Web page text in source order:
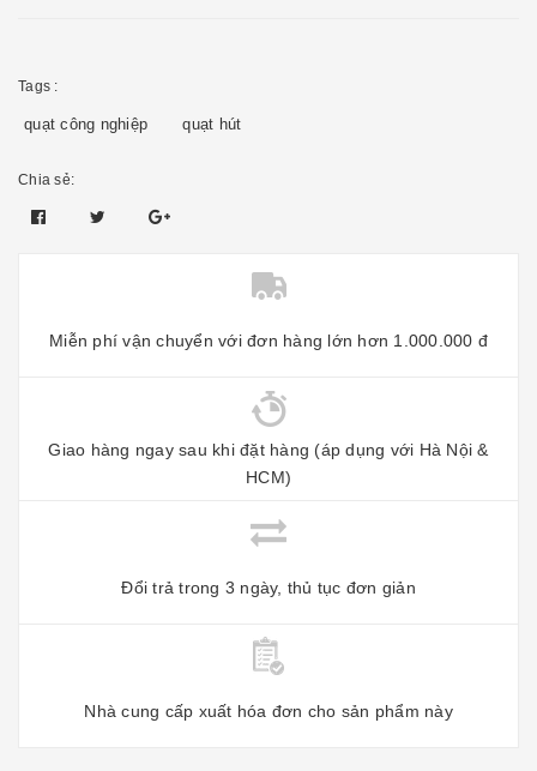
Tags :
quạt công nghiệp quạt hút
Chia sẻ:
Miễn phí vận chuyển với đơn hàng lớn hơn 1.000.000 đ
Giao hàng ngay sau khi đặt hàng (áp dụng với Hà Nội &
HCM)
Đổi trả trong 3 ngày, thủ tục đơn giản
Nhà cung cấp xuất hóa đơn cho sản phẩm này